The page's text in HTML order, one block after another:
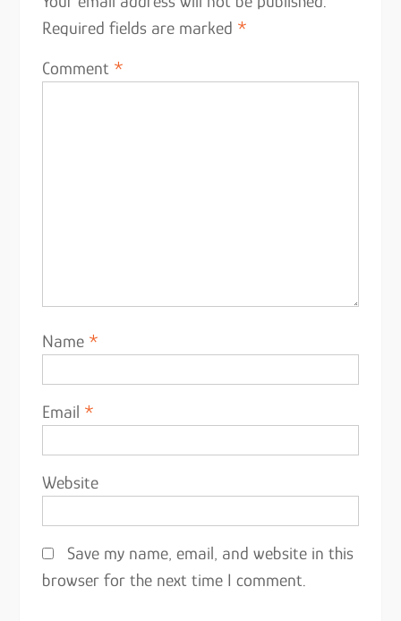
Required fields are marked *
Comment *
Name *
Email *
Website
Save my name, email, and website in this
browser for the next time I comment.